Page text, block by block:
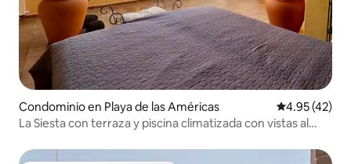
Condominio en Playa de las Américas Calificación
4.95 (42)
La Siesta con terraza y piscina climatizada con vistas al